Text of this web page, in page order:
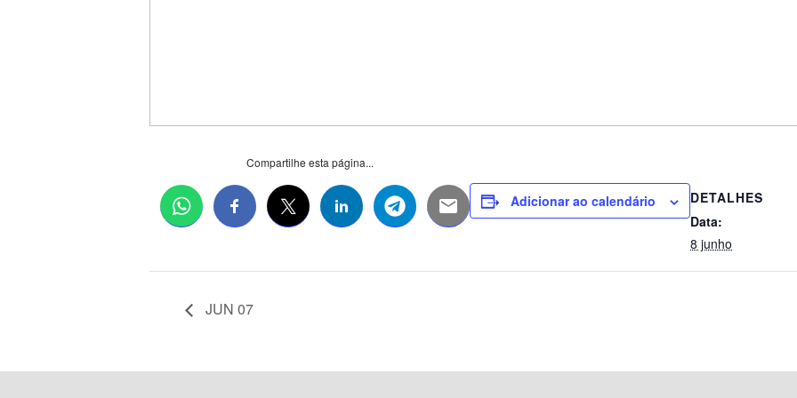
Compartilhe esta página...
Adicionar ao calendário
DETALHES
Data:
8 junho
JUN 07